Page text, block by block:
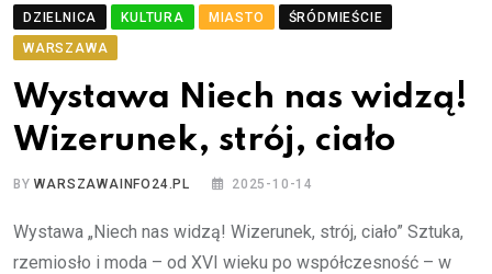
DZIELNICA KULTURA MIASTO
ŚRÓDMIEŚCIE
WARSZAWA
Wystawa Niech nas widzą!
Wizerunek, strój, ciało
BYWARSZAWAINFO24.PL 2025-10-14
Wystawa „Niech nas widzą! Wizerunek, strój, ciało” Sztuka,
rzemiosło i moda – od XVI wieku po współczesność – w